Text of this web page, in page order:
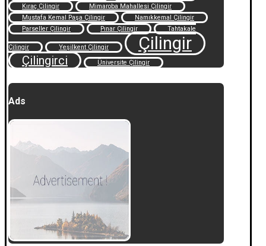
Kıraç Çilingir
Mimaroba Mahallesi Çilingir
Mustafa Kemal Paşa Çilingir
Namıkkemal Çilingir
Parseller Çilingir
Pınar Çilingir Tahtakale
Çilingir Yeşilkent Çilingir Çilingir
Çilingirci Üniversite Çilingir
Ads